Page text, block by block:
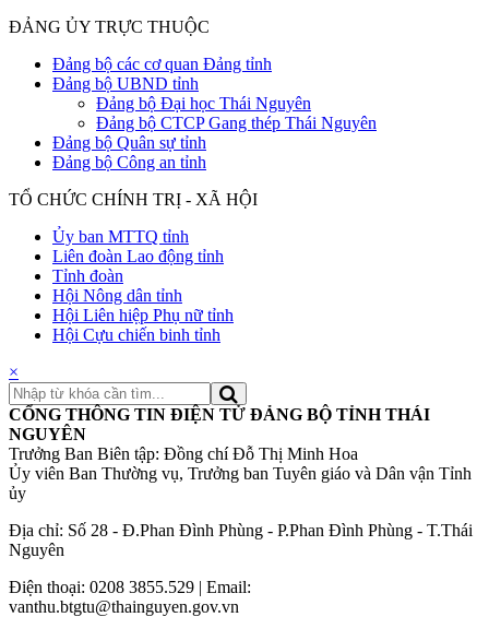
ĐẢNG ỦY TRỰC THUỘC
Đảng bộ các cơ quan Đảng tỉnh
Đảng bộ UBND tỉnh
Đảng bộ Đại học Thái Nguyên
Đảng bộ CTCP Gang thép Thái Nguyên
Đảng bộ Quân sự tỉnh
Đảng bộ Công an tỉnh
TỔ CHỨC CHÍNH TRỊ - XÃ HỘI
Ủy ban MTTQ tỉnh
Liên đoàn Lao động tỉnh
Tỉnh đoàn
Hội Nông dân tỉnh
Hội Liên hiệp Phụ nữ tỉnh
Hội Cựu chiến binh tỉnh
×
CỔNG THÔNG TIN ĐIỆN TỬ ĐẢNG BỘ TỈNH THÁI
NGUYÊN
Trưởng Ban Biên tập: Đồng chí Đỗ Thị Minh Hoa
Ủy viên Ban Thường vụ, Trưởng ban Tuyên giáo và Dân vận Tỉnh
ủy
Địa chỉ: Số 28 - Đ.Phan Đình Phùng - P.Phan Đình Phùng - T.Thái
Nguyên
Điện thoại: 0208 3855.529 | Email:
vanthu.btgtu@thainguyen.gov.vn